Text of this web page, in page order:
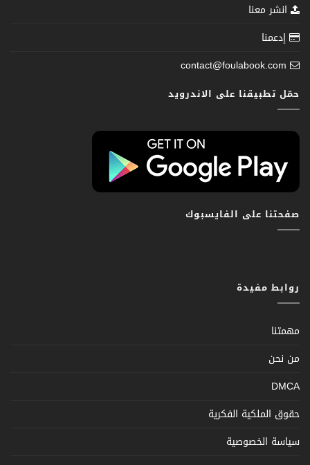
انشر معنا
إدعمنا
contact@foulabook.com
حمّل تطبيقنا على الاندرويد
صفحتنا على الفايسبوك
روابط مفيدة
مهمتنا
من نحن
DMCA
حقوق الملكية الفكرية
سياسة الخصوصية